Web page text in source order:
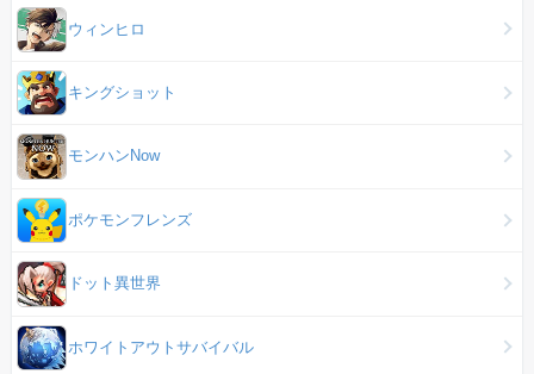
ウィンヒロ
キングショット
モンハンNow
ポケモンフレンズ
ドット異世界
ホワイトアウトサバイバル